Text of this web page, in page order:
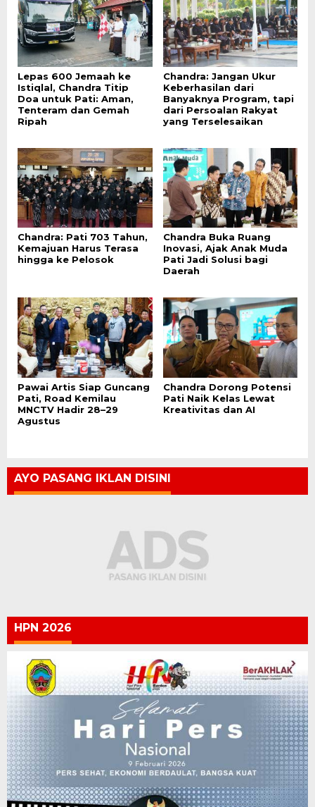
Lepas 600 Jemaah ke
Istiqlal, Chandra Titip
Doa untuk Pati: Aman,
Tenteram dan Gemah
Ripah
Chandra: Jangan Ukur
Keberhasilan dari
Banyaknya Program, tapi
dari Persoalan Rakyat
yang Terselesaikan
Chandra: Pati 703 Tahun,
Kemajuan Harus Terasa
hingga ke Pelosok
Chandra Buka Ruang
Inovasi, Ajak Anak Muda
Pati Jadi Solusi bagi
Daerah
Pawai Artis Siap Guncang
Pati, Road Kemilau
MNCTV Hadir 28–29
Agustus
Chandra Dorong Potensi
Pati Naik Kelas Lewat
Kreativitas dan AI
AYO PASANG IKLAN DISINI
HPN 2026